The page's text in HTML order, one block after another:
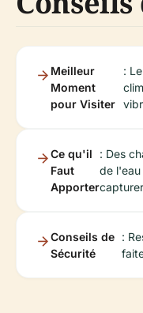
Meilleur
Moment
pour Visiter
:
Ce qu'il
Faut
Apporter
: Des
de
Conseils de
Sécurité
: